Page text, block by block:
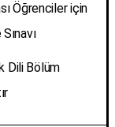
Öğrenciler için
Dili Bölüm